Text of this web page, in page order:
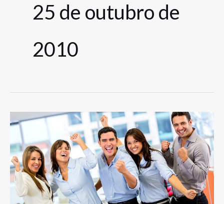
25 de outubro de
2010
Comunicação
na
Empresa
através
da
Percepção